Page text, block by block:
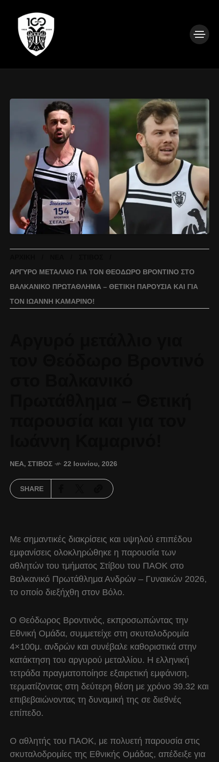
ΑΡΓΥΡΌ ΜΕΤΆΛΛΙΟ ΓΙΑ ΤΟΝ ΘΕΌΔΩΡΟ ΒΡΟΝΤΙΝΌ ΣΤΟ
ΒΑΛΚΑΝΙΚΌ ΠΡΩΤΆΘΛΗΜΑ – ΘΕΤΙΚΉ ΠΑΡΟΥΣΊΑ ΚΑΙ ΓΙΑ
ΤΟΝ ΙΩΆΝΝΗ ΚΑΜΑΡΙΝΌ!
ΝΈΑ, ΣΤΊΒΟΣ 22 Ιουνίου, 2026
SHARE
Με σημαντικές διακρίσεις και υψηλού επιπέδου
εμφανίσεις ολοκληρώθηκε η παρουσία των
αθλητών του τμήματος Στίβου του ΠΑΟΚ στο
Βαλκανικό Πρωτάθλημα Ανδρών – Γυναικών 2026,
το οποίο διεξήχθη στον Βόλο.
Ο Θεόδωρος Βροντινός, εκπροσωπώντας την
Εθνική Ομάδα, συμμετείχε στη σκυταλοδρομία
4×100μ. ανδρών και συνέβαλε καθοριστικά στην
κατάκτηση του αργυρού μεταλλίου. Η ελληνική
τετράδα πραγματοποίησε εξαιρετική εμφάνιση,
τερματίζοντας στη δεύτερη θέση με χρόνο 39.32 και
επιβεβαιώνοντας τη δυναμική της σε διεθνές
επίπεδο.
Ο αθλητής του ΠΑΟΚ, με πολυετή παρουσία στις
σκυταλοδρομίες της Εθνικής Ομάδας, απέδειξε για